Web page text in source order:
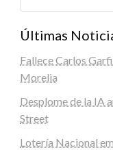
Últimas
Fallece Carlos
Morelia
Desplome de la IA
Street
Lotería Nacional